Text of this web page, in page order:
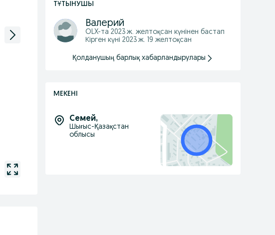
ТҰТЫНУШЫ
Валерий
OLX-та 2023 ж. желтоқсан күнінен бастап
Кірген күні 2023 ж. 19 желтоқсан
Қолданушың барлық хабарландырулары
МЕКЕНІ
Семей,
Шығыс-Қазақстан
облысы